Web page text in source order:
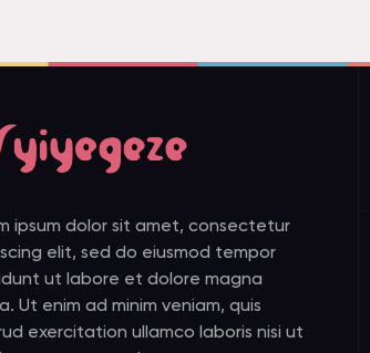
ipsum dolor sit amet, consectetur
elit, sed do eiusmod tempor
ut labore et dolore magna
Ut enim ad minim veniam, quis
exercitation ullamco laboris nisi ut